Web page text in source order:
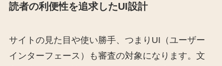
読者の利便性を追求したUI設計
サイトの見た目や使い勝手、つまりUI（ユーザー
インターフェース）も審査の対象になります。文